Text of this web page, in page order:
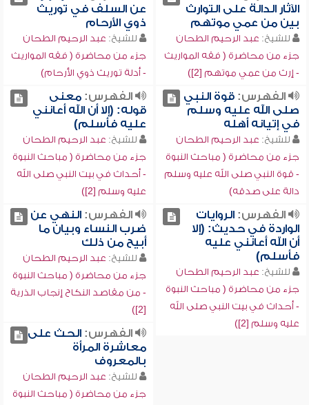
الآثار الدالة على التوارث
بين من عمي موتهم
للشيخ: عبد الرحيم الطحان
جزء من محاضرة ( فقه المواريث
- إرث من عمي موتهم [2])
عن السلف في توريث
ذوي الأرحام
للشيخ: عبد الرحيم الطحان
جزء من محاضرة ( فقه المواريث
- أدلة توريث ذوي الأرحام)
الفهرس:قوة النبي
صلى الله عليه وسلم
في إتيانه أهله
للشيخ: عبد الرحيم الطحان
جزء من محاضرة ( مباحث النبوة
- قوة النبي صلى الله عليه وسلم
دالة على صدقه)
الفهرس:معنى
قوله: (إلا أن الله أعانني
عليه فأسلم)
للشيخ: عبد الرحيم الطحان
جزء من محاضرة ( مباحث النبوة
- أحداث في بيت النبي صلى الله
عليه وسلم [2])
الفهرس:الروايات
الواردة في حديث: (إلا
أن الله أعانني عليه
فأسلم)
للشيخ: عبد الرحيم الطحان
جزء من محاضرة ( مباحث النبوة
- أحداث في بيت النبي صلى الله
عليه وسلم [2])
الفهرس:النهي عن
ضرب النساء وبيان ما
أبيح من ذلك
للشيخ: عبد الرحيم الطحان
جزء من محاضرة ( مباحث النبوة
- من مقاصد النكاح إنجاب الذرية
[2])
الفهرس:الحث على
معاشرة المرأة
بالمعروف
للشيخ: عبد الرحيم الطحان
جزء من محاضرة ( مباحث النبوة